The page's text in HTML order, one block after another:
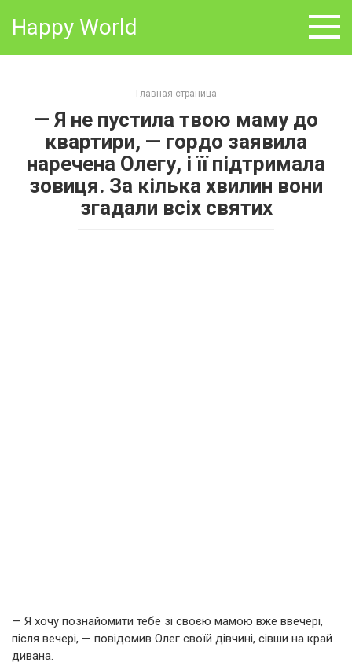
Happy World
Главная страница
— Я не пустила твою маму до
квартири, — гордо заявила
наречена Олегу, і її підтримала
зовиця. За кілька хвилин вони
згадали всіх святих
— Я хочу познайомити тебе зі своєю мамою вже ввечері,
після вечері, — повідомив Олег своїй дівчині, сівши на край
дивана.